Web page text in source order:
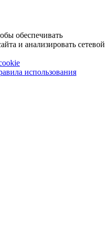
обеспечивать
и анализировать сетевой
использования